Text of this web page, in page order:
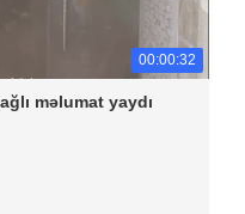
00:00:32
məlumat yaydı